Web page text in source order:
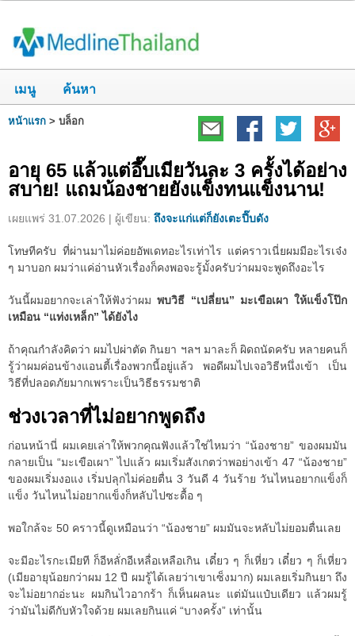
เมนู ค้นหา
หน้าแรก > บล็อก
อายุ 65 แล้วแต่อึ๊บเมียวันละ 3 ครั้งได้อย่าง
สบาย! แถมน้องชายยังแข็งทนแข็งนาน!
เผยแพร่ 31.07.2026 | ผู้เขียน: ถึงจะแก่แต่ก็ยังเตะปี๊บดัง
โทษทีครับ ที่ผ่านมาไม่ค่อยอัพเดทอะไรเท่าไร แต่คราวเนี่ยผมมีอะไรเจ๋ง
ๆ มาบอก ผมว่าแค่อ่านหัวเรื่องก็คงพอจะรู้มั้งครับว่าผมจะพูดถึงอะไร
วันนี้ผมอยากจะเล่าให้ฟังว่าผมพบวิธี “เปลี่ยน” มะเขือเผา ให้แข็งโป๊ก
เหมือน “แท่งเหล็ก” ได้ยังไง
ถ้าคุณกำลังคิดว่า ผมไปผ่าตัด กินยา ฯลฯ มาละก็ ผิดถนัดครับ หลายคนก็
รู้ว่าผมค่อนข้างแอนตี้เรื่องพวกนี้อยู่แล้ว พอดีผมไปเจอวิธีหนึ่งเข้า เป็น
วิธีที่ปลอดภัยมากเพราะเป็นวิธีธรรมชาติ
ช่วงเวลาที่ไม่อยากพูดถึง
ก่อนหน้านี่ ผมเคยเล่าให้พวกคุณฟังแล้วใช่ไหมว่า “น้องชาย” ของผมมัน
กลายเป็น “มะเขือเผา” ไปแล้ว ผมเริ่มสังเกตว่าพอย่างเข้า 47 “น้องชาย”
ของผมเริ่มงอแง เริ่มปลุกไม่ค่อยตื่น 3 วันดี 4 วันร้าย วันไหนอยากแข็งก็
แข็ง วันไหนไม่อยากแข็งก็หลับไปซะดื้อ ๆ
พอใกล้จะ 50 คราวนี้ดูเหมือนว่า “น้องชาย” ผมมันจะหลับไม่ยอมตื่นเลย
จะมีอะไรกะเมียที ก็อีหลั่กอีเหลื่อเหลือเกิน เดี๋ยว ๆ ก็เหี่ยว เดี๋ยว ๆ ก็เหี่ยว
(เมียอายุน้อยกว่าผม 12 ปี ผมรู้ได้เลยว่าเขาเซ็งมาก) ผมเลยเริ่มกินยา ถึง
จะไม่อยากอ่ะนะ ผมกินไวอากร้า ก็เห็นผลนะ แต่มันแป๋บเดียว แล้วผมรู้
ว่ามันไม่ดีกับหัวใจด้วย ผมเลยกินแค่ “บางครั้ง” เท่านั้น